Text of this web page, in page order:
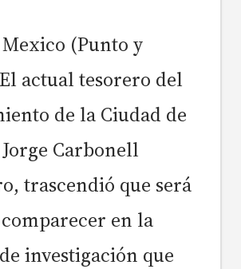
Mexico (Punto y
actual tesorero del
de la Ciudad de
Carbonell
trascendió que será
en la
investigación que